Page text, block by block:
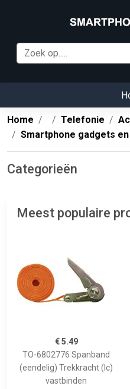
Home Telefonie
Smartphone gadgets
Categorieën
Meest populaire
€ 5.49
TO-6802776 Spanband
(eendelig) Trekkracht (lc)
vastbinden